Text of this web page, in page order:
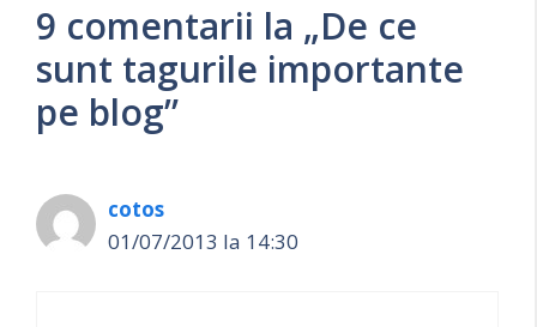
9 comentarii la „De ce
sunt tagurile importante
pe blog”
cotos
01/07/2013 la 14:30